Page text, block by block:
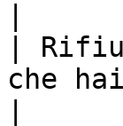
|
che